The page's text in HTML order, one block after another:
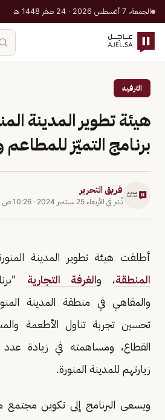
الجمعة، 7 أغسطس 2026 · 24 صفر 1448 هـ
الترفيه
هيئة تطوير المدينة
برنامج التميّز
فريق التحرير
نُشر في الأربعاء 25 سبتمبر 2024 · 10:26 ص
أطلقت هيئة تطوير المدينة
المنطقة، والغرفة التجارية
والمقاهي في منطقة المدينة
تحسين تجربة تناول الأطعمة
القطاع، ومساهمته في زيادة عدد
زيارتهم للمدينة المنورة.
ويسعى البرنامج إلى تكوين مجتمع